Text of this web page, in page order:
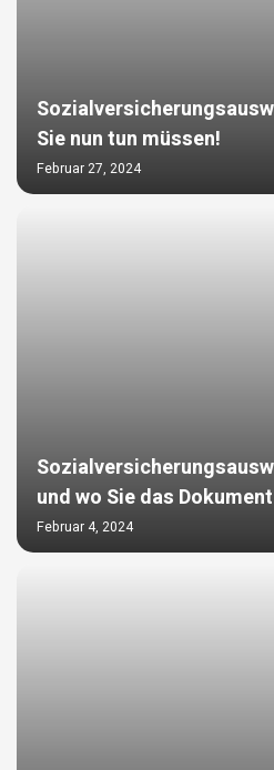
Sie nun tun müssen!
Februar 27, 2024
und wo Sie das
Februar 4, 2024